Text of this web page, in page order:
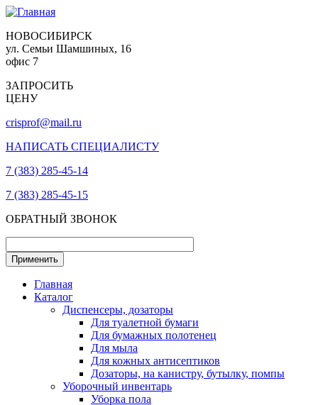
НОВОСИБИРСК
ул. Семьи Шамшиных, 16
офис 7
ЗАПРОСИТЬ
ЦЕНУ
crisprof@mail.ru
НАПИСАТЬ СПЕЦИАЛИСТУ
7 (383) 285-45-14
7 (383) 285-45-15
ОБРАТНЫЙ ЗВОНОК
Главная
Каталог
Диспенсеры, дозаторы
Для туалетной бумаги
Для бумажных полотенец
Для мыла
Для кожных антисептиков
Дозаторы, на канистру, бутылку, помпы
Уборочный инвентарь
Уборка пола